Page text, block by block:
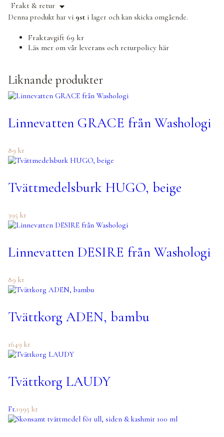
Frakt & retur
Denna produkt har vi 9st i lager och kan skicka omgående.
Fraktavgift 69 kr
Läs mer om vår leverans och returpolicy här
Liknande produkter
Linnevatten GRACE från Washologi
89 kr
Tvättmedelsburk HUGO, beige
395 kr
Linnevatten DESIRE från Washologi
89 kr
Tvättkorg ADEN, bambu
1649 kr
Tvättkorg LAUDY
Fr.1995 kr